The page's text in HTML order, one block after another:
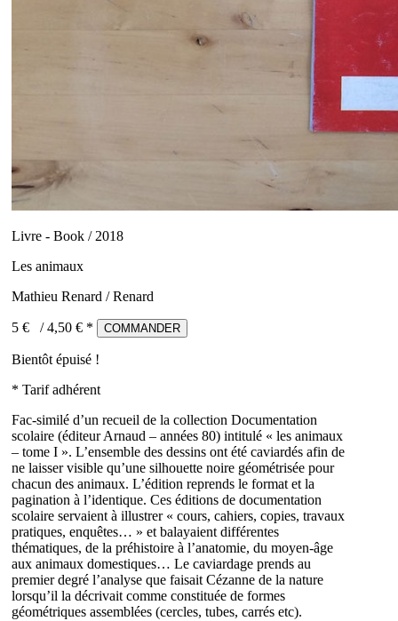
Livre - Book / 2018
Les animaux
Mathieu Renard / Renard
5 € /4,50 € * COMMANDER
Bientôt épuisé !
* Tarif adhérent
Fac-similé d’un recueil de la collection Documentation
scolaire (éditeur Arnaud – années 80) intitulé « les animaux
– tome I ». L’ensemble des dessins ont été caviardés afin de
ne laisser visible qu’une silhouette noire géométrisée pour
chacun des animaux. L’édition reprends le format et la
pagination à l’identique. Ces éditions de documentation
scolaire servaient à illustrer « cours, cahiers, copies, travaux
pratiques, enquêtes… » et balayaient différentes
thématiques, de la préhistoire à l’anatomie, du moyen-âge
aux animaux domestiques… Le caviardage prends au
premier degré l’analyse que faisait Cézanne de la nature
lorsqu’il la décrivait comme constituée de formes
géométriques assemblées (cercles, tubes, carrés etc).